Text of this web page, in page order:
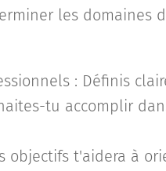
les domaines
: Définis
tu accomplir
objectifs t'aidera à